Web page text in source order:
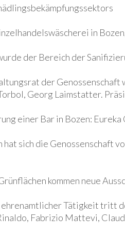
in
der Bereich der
der
Georg Laimstatter.
einer Bar in Bozen: Eureka
hat sich die Genossenschaft
kommen neue
ehrenamtlicher Tätigkeit tritt
Fabrizio Mattevi,